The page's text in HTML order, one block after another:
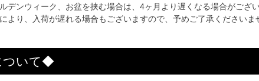
デンウィーク、お盆を挟む場合は、4ヶ月より遅くなる場合がござい
より、入荷が遅れる場合もございますので、予めご了承くださいま
ついて◆